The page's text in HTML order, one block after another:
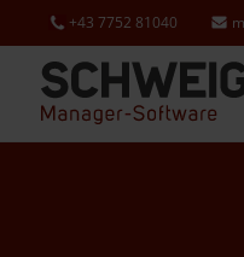
+43 7752 81040